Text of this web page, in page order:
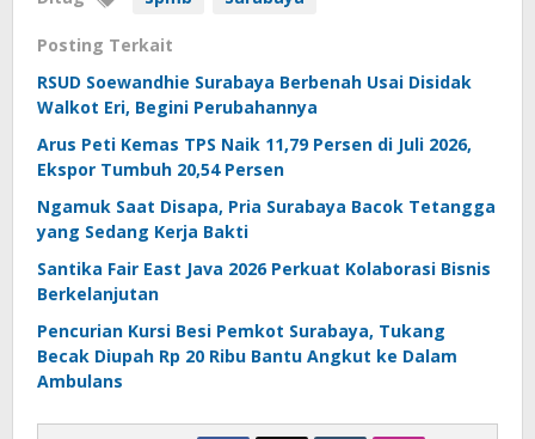
Posting Terkait
RSUD Soewandhie Surabaya Berbenah Usai Disidak
Walkot Eri, Begini Perubahannya
Arus Peti Kemas TPS Naik 11,79 Persen di Juli 2026,
Ekspor Tumbuh 20,54 Persen
Ngamuk Saat Disapa, Pria Surabaya Bacok Tetangga
yang Sedang Kerja Bakti
Santika Fair East Java 2026 Perkuat Kolaborasi Bisnis
Berkelanjutan
Pencurian Kursi Besi Pemkot Surabaya, Tukang
Becak Diupah Rp 20 Ribu Bantu Angkut ke Dalam
Ambulans